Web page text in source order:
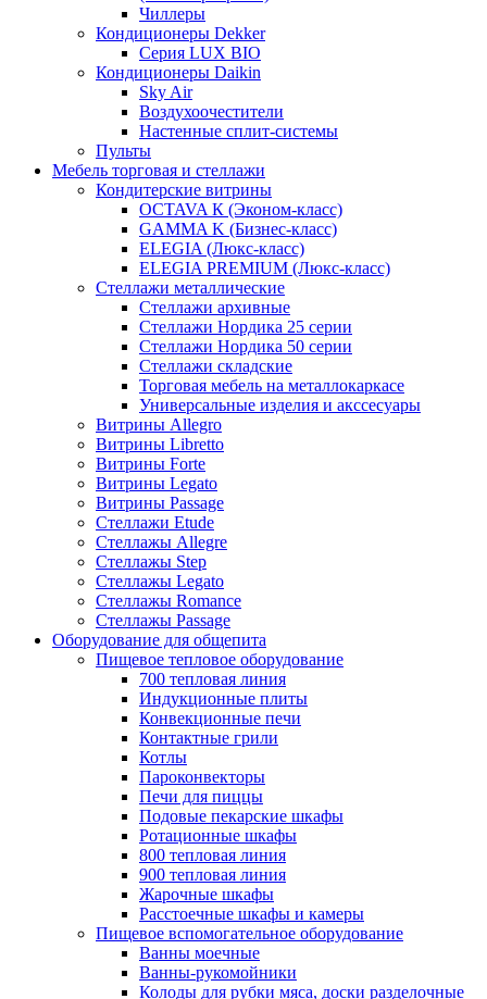
Чиллеры
Кондиционеры Dekker
Серия LUX BIO
Кондиционеры Daikin
Sky Air
Воздухоочестители
Настенные сплит-системы
Пульты
Мебель торговая и стеллажи
Кондитерские витрины
OCTAVA К (Эконом-класс)
GAMMA K (Бизнес-класс)
ELEGIA (Люкс-класс)
ELEGIA PREMIUM (Люкс-класс)
Стеллажи металлические
Стеллажи архивные
Стеллажи Нордика 25 серии
Стеллажи Нордика 50 серии
Стеллажи складские
Торговая мебель на металлокаркасе
Универсальные изделия и акссесуары
Витрины Allegro
Витрины Libretto
Витрины Forte
Витрины Legato
Витрины Passage
Стеллажи Etude
Стеллажы Allegre
Стеллажы Step
Стеллажы Legato
Стеллажы Romance
Стеллажы Passage
Оборудование для общепита
Пищевое тепловое оборудование
700 тепловая линия
Индукционные плиты
Конвекционные печи
Контактные грили
Котлы
Пароконвекторы
Печи для пиццы
Подовые пекарские шкафы
Ротационные шкафы
800 тепловая линия
900 тепловая линия
Жарочные шкафы
Расстоечные шкафы и камеры
Пищевое вспомогательное оборудование
Ванны моечные
Ванны-рукомойники
Колоды для рубки мяса, доски разделочные